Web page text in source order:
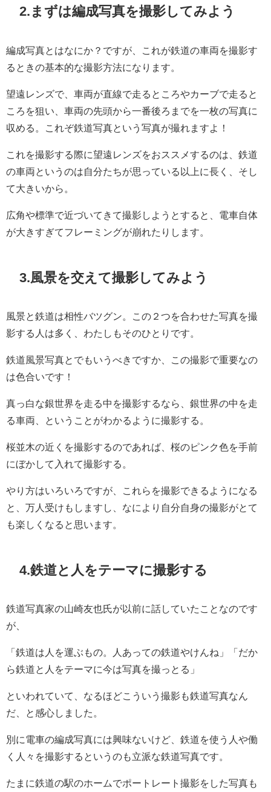
2. まずは編成写真を撮影してみよう
編成写真とはなにか？ですが、これが鉄道の車両を撮影す
るときの基本的な撮影方法になります。
望遠レンズで、車両が直線で走るところやカーブで走ると
ころを狙い、車両の先頭から一番後ろまでを一枚の写真に
収める。これぞ鉄道写真という写真が撮れますよ！
これを撮影する際に望遠レンズをおススメするのは、鉄道
の車両というのは自分たちが思っている以上に長く、そし
て大きいから。
広角や標準で近づいてきて撮影しようとすると、電車自体
が大きすぎてフレーミングが崩れたりします。
3.風景を交えて撮影してみよう
風景と鉄道は相性バツグン。この２つを合わせた写真を撮
影する人は多く、わたしもそのひとりです。
鉄道風景写真とでもいうべきですか、この撮影で重要なの
は色合いです！
真っ白な銀世界を走る中を撮影するなら、銀世界の中を走
る車両、ということがわかるように撮影する。
桜並木の近くを撮影するのであれば、桜のピンク色を手前
にぼかして入れて撮影する。
やり方はいろいろですが、これらを撮影できるようになる
と、万人受けもしますし、なにより自分自身の撮影がとて
も楽しくなると思います。
4.鉄道と人をテーマに撮影する
鉄道写真家の山崎友也氏が以前に話していたことなのです
が、
「鉄道は人を運ぶもの。人あっての鉄道やけんね」「だか
ら鉄道と人をテーマに今は写真を撮っとる」
といわれていて、なるほどこういう撮影も鉄道写真なん
だ、と感心しました。
別に電車の編成写真には興味ないけど、鉄道を使う人や働
く人々を撮影するというのも立派な鉄道写真です。
たまに鉄道の駅のホームでポートレート撮影をした写真も